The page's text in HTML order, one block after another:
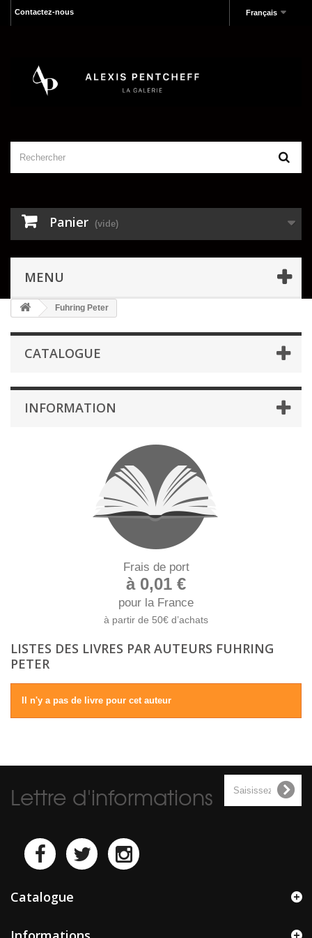
Français
Contactez-nous
Panier (vide)
MENU
Fuhring Peter
CATALOGUE
INFORMATION
Frais de port
à 0,01 €
pour la France
à partir de 50€ d’achats
LISTES DES LIVRES PAR AUTEURS FUHRING
PETER
Il n'y a pas de livre pour cet auteur
Lettre d'informations
Catalogue